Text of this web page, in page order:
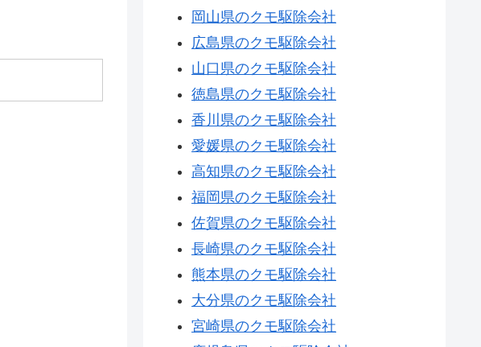
岡山県のクモ駆除会社
広島県のクモ駆除会社
山口県のクモ駆除会社
徳島県のクモ駆除会社
香川県のクモ駆除会社
愛媛県のクモ駆除会社
高知県のクモ駆除会社
福岡県のクモ駆除会社
佐賀県のクモ駆除会社
長崎県のクモ駆除会社
熊本県のクモ駆除会社
大分県のクモ駆除会社
宮崎県のクモ駆除会社